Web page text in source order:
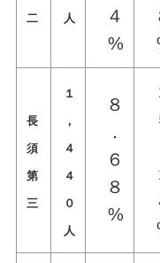
二 人
４
%
長
須
第
三
１
，
４
４
０
人
８
．
６
８
%